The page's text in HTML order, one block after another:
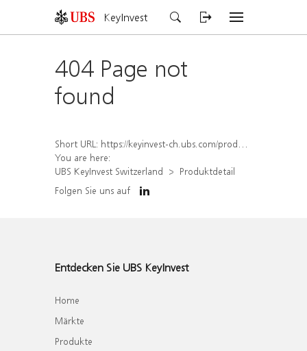
KeyInvest
404 Page not
found
Short URL: https://keyinvest-ch.ubs.com/produkt/detail/index/isin/CH1575365635
You are here:
UBS KeyInvest Switzerland
Produktdetail
Folgen Sie uns auf
Entdecken Sie UBS KeyInvest
Home
Märkte
Produkte